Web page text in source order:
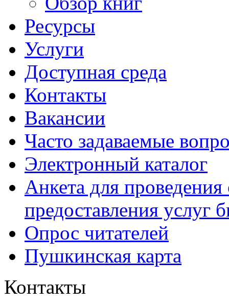
Ресурсы
Услуги
Доступная среда
Контакты
Вакансии
Часто задаваемые
Электронный каталог
Анкета для проведения
предоставления услуг
Опрос читателей
Пушкинская карта
Контакты